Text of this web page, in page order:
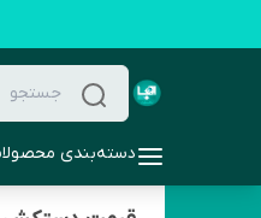
دسته‌بندی